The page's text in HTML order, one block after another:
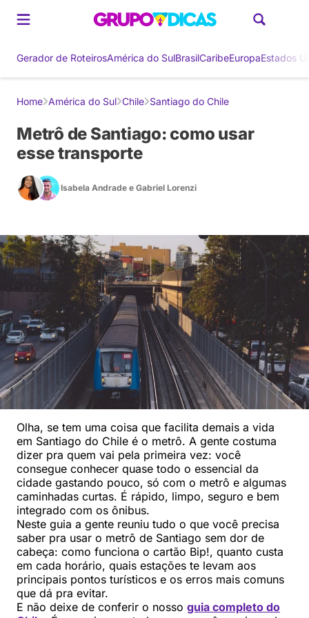
Gerador de RoteirosAmérica do SulBrasilCaribeEuropaEstados
Home América do Sul Chile Santiago do Chile
Metrô de Santiago: como usar
esse transporte
Isabela Andrade e Gabriel Lorenzi
Olha, se tem uma coisa que facilita demais a vida
em Santiago do Chile é o metrô. A gente costuma
dizer pra quem vai pela primeira vez: você
consegue conhecer quase todo o essencial da
cidade gastando pouco, só com o metrô e algumas
caminhadas curtas. É rápido, limpo, seguro e bem
integrado com os ônibus.
Neste guia a gente reuniu tudo o que você precisa
saber pra usar o metrô de Santiago sem dor de
cabeça: como funciona o cartão Bip!, quanto custa
em cada horário, quais estações te levam aos
principais pontos turísticos e os erros mais comuns
que dá pra evitar.
E não deixe de conferir o nosso guia completo do